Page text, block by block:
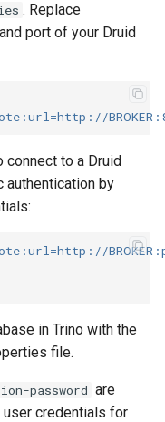
. Replace
port of your Druid
connect to a Druid
authentication by
in Trino with the
file.
password are
credentials for